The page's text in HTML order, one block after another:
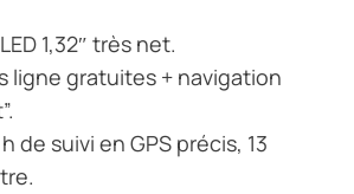
1,32″ très net.
ligne gratuites + navigation
h de suivi en GPS précis, 13